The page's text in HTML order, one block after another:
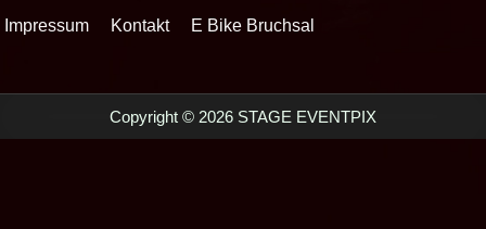
Impressum Kontakt E Bike Bruchsal
Copyright © 2026 STAGE EVENTPIX